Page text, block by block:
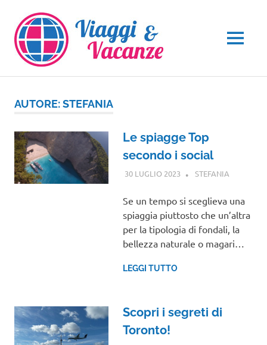
contenuto
MENU
AUTORE:STEFANIA
Le spiagge Top
secondo i social
30 LUGLIO 2023 STEFANIA
Se un tempo si sceglieva una
spiaggia piuttosto che un’altra
per la tipologia di fondali, la
bellezza naturale o magari…
LEGGI TUTTO
Scopri i segreti di
Toronto!